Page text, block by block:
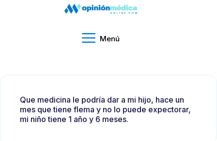
Menú
Que medicina le podría dar a mi hijo, hace un
mes que tiene flema y no lo puede expectorar,
mi niño tiene 1 año y 6 meses.